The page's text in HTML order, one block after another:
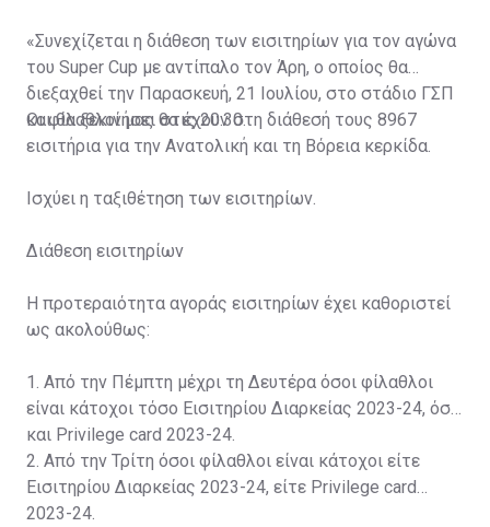
«Συνεχίζεται η διάθεση των εισιτηρίων για τον αγώνα
του Super Cup με αντίπαλο τον Άρη, ο οποίος θα
διεξαχθεί την Παρασκευή, 21 Ιουλίου, στο στάδιο ΓΣΠ
και θα ξεκινήσει στις 20:30.
Οι φίλαθλοί μας θα έχουν στη διάθεσή τους 8967
εισιτήρια για την Ανατολική και τη Βόρεια κερκίδα.
Ισχύει η ταξιθέτηση των εισιτηρίων.
Διάθεση εισιτηρίων
Η προτεραιότητα αγοράς εισιτηρίων έχει καθοριστεί
ως ακολούθως:
1. Από την Πέμπτη μέχρι τη Δευτέρα όσοι φίλαθλοι
είναι κάτοχοι τόσο Εισιτηρίου Διαρκείας 2023-24, όσο
και Privilege card 2023-24.
2. Από την Τρίτη όσοι φίλαθλοι είναι κάτοχοι είτε
Εισιτηρίου Διαρκείας 2023-24, είτε Privilege card
2023-24.